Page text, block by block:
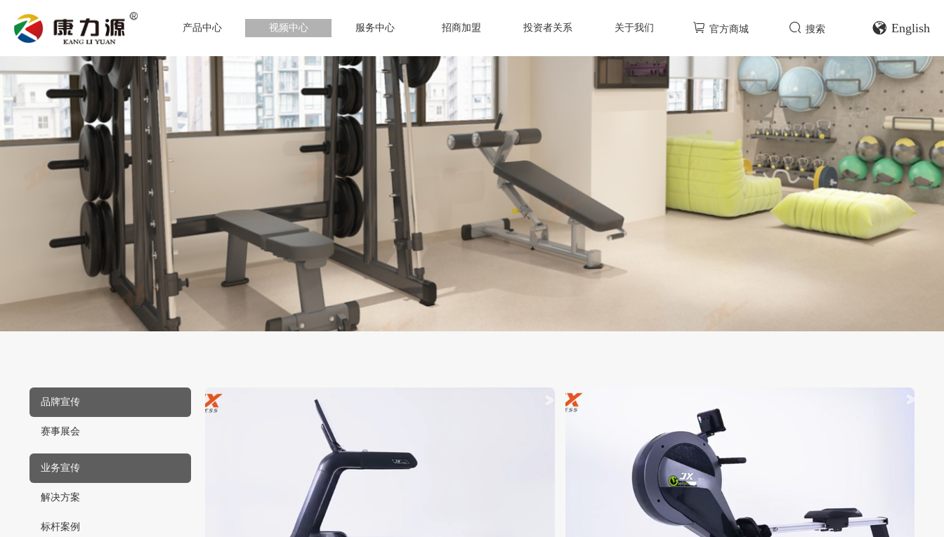
产品中心 视频中心 服务中心 招商加盟 投资者关系 关于我们 官方商城 搜索 English
品牌宣传
赛事展会
业务宣传
解决方案
标杆案例